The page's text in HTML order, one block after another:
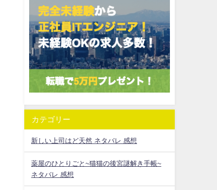
カテゴリー
新しい上司はど天然 ネタバレ 感想
薬屋のひとりごと~猫猫の後宮謎解き手帳~
ネタバレ 感想